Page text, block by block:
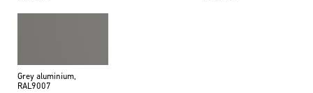
Grey aluminium,
RAL9007